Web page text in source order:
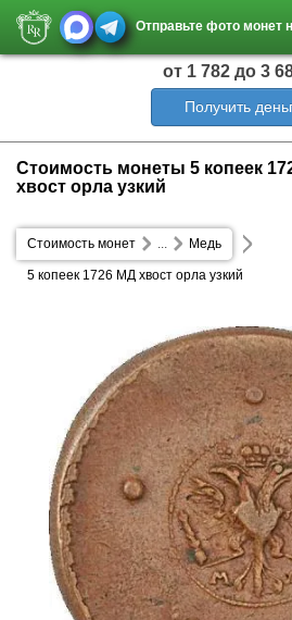
Отправьте фото монет
от 1 782 до 3
Получить
Стоимость монеты 5 копеек
хвост орла узкий
Стоимость монет Медь
...
5 копеек 1726 МД хвост орла узкий